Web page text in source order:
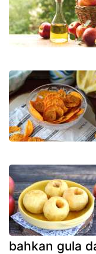
bahkan gula